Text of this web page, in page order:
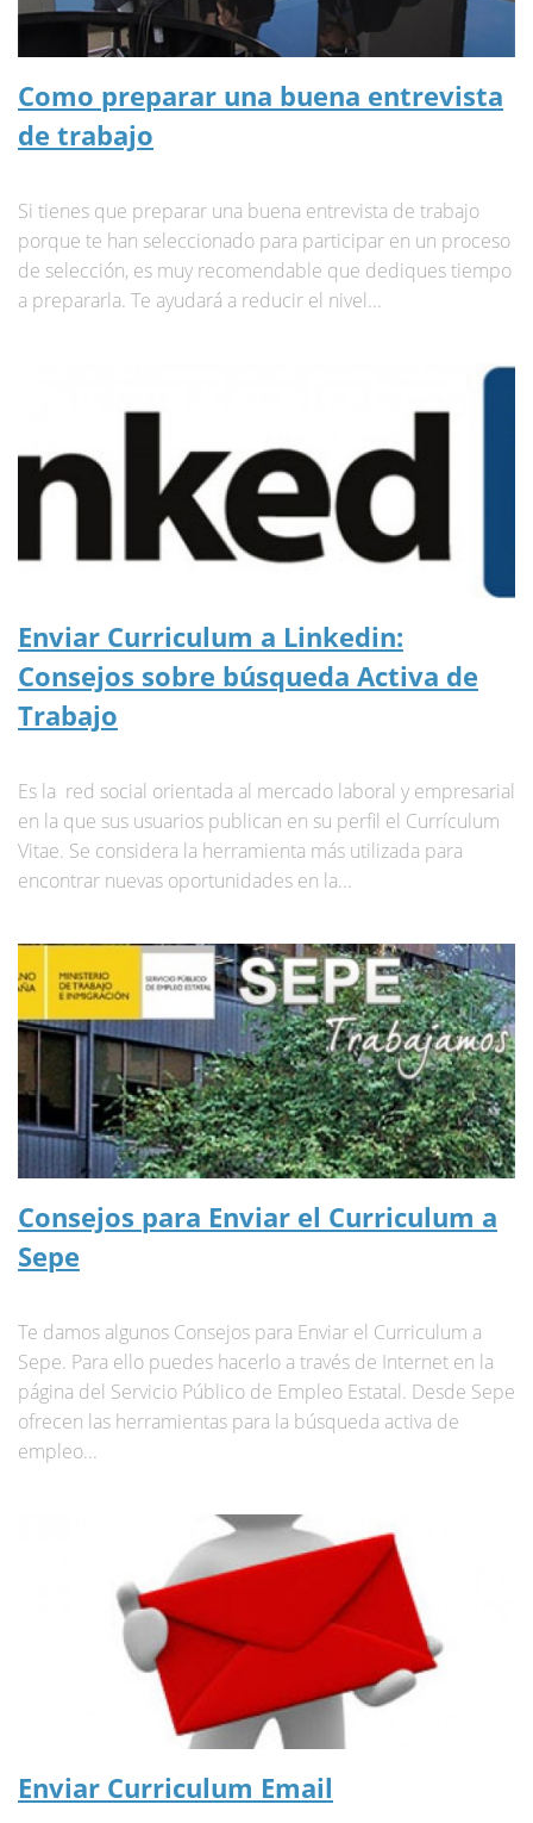
Como preparar una buena entrevista
de trabajo
Si tienes que preparar una buena entrevista de trabajo
porque te han seleccionado para participar en un proceso
de selección, es muy recomendable que dediques tiempo
a prepararla. Te ayudará a reducir el nivel...
Enviar Curriculum a Linkedin:
Consejos sobre búsqueda Activa de
Trabajo
Es la red social orientada al mercado laboral y empresarial
en la que sus usuarios publican en su perfil el Currículum
Vitae. Se considera la herramienta más utilizada para
encontrar nuevas oportunidades en la...
Consejos para Enviar el Curriculum a
Sepe
Te damos algunos Consejos para Enviar el Curriculum a
Sepe. Para ello puedes hacerlo a través de Internet en la
página del Servicio Público de Empleo Estatal. Desde Sepe
ofrecen las herramientas para la búsqueda activa de
empleo...
Enviar Curriculum Email